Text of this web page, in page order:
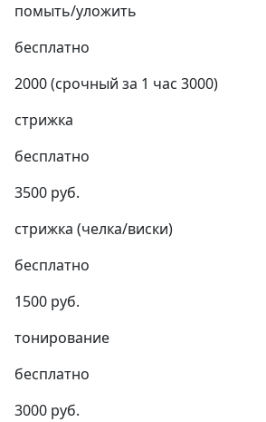
помыть/уложить
бесплатно
2000 (срочный за 1 час 3000)
стрижка
бесплатно
3500 руб.
стрижка (челка/виски)
бесплатно
1500 руб.
тонирование
бесплатно
3000 руб.